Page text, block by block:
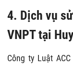
4. Dịch vụ
VNPT tại
Công ty Luật